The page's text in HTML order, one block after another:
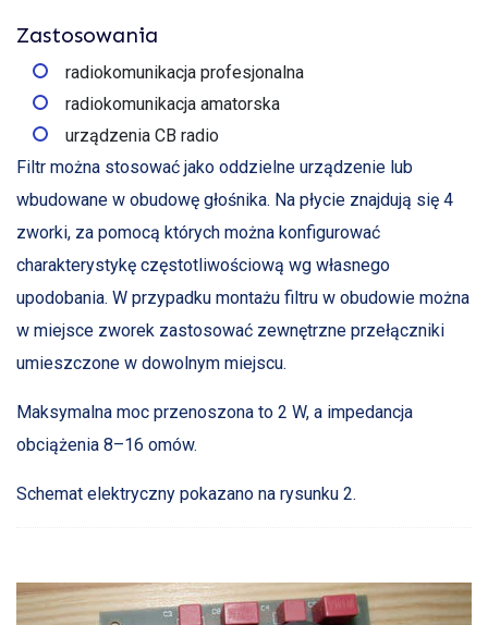
Zastosowania
radiokomunikacja profesjonalna
radiokomunikacja amatorska
urządzenia CB radio
Filtr można stosować jako oddzielne urządzenie lub
wbudowane w obudowę głośnika. Na płycie znajdują się 4
zworki, za pomocą których można konfigurować
charakterystykę częstotliwościową wg własnego
upodobania. W przypadku montażu filtru w obudowie można
w miejsce zworek zastosować zewnętrzne przełączniki
umieszczone w dowolnym miejscu.
Maksymalna moc przenoszona to 2 W, a impedancja
obciążenia 8–16 omów.
Schemat elektryczny pokazano na rysunku 2.